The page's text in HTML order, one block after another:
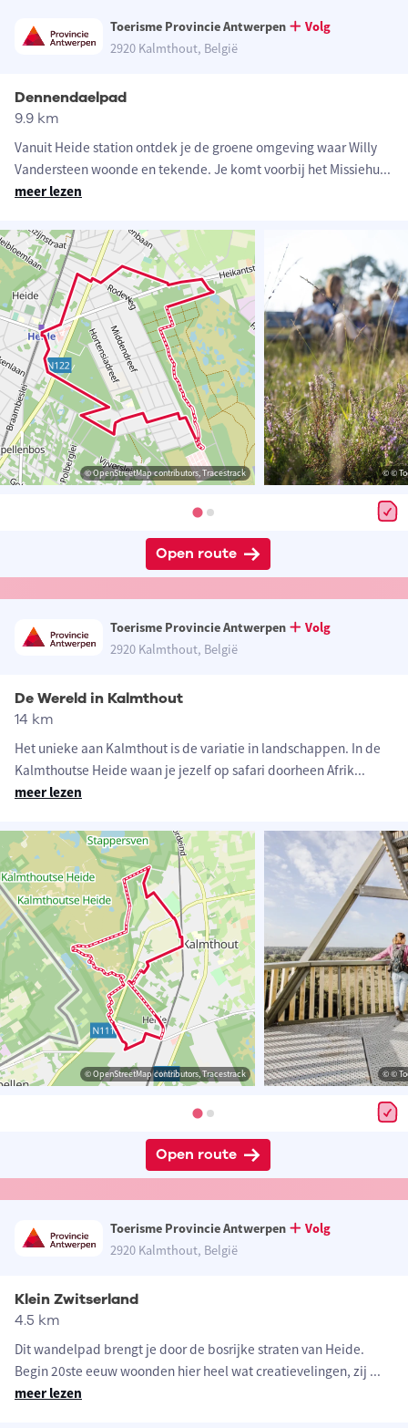
Toerisme Provincie Antwerpen
Volg
2920 Kalmthout, België
Dennendaelpad
9.9 km
Vanuit Heide station ontdek je de groene omgeving waar Willy
Vandersteen woonde en tekende. Je komt voorbij het Missiehu...
meer lezen
© OpenStreetMap contributors, Tracestrack © ©
Open route
Toerisme Provincie Antwerpen
Volg
2920 Kalmthout, België
De Wereld in Kalmthout
14 km
Het unieke aan Kalmthout is de variatie in landschappen. In de
Kalmthoutse Heide waan je jezelf op safari doorheen Afrik...
meer lezen
© OpenStreetMap contributors, Tracestrack © ©
Open route
Toerisme Provincie Antwerpen
Volg
2920 Kalmthout, België
Klein Zwitserland
4.5 km
Dit wandelpad brengt je door de bosrijke straten van Heide.
Begin 20ste eeuw woonden hier heel wat creatievelingen, zij ...
meer lezen